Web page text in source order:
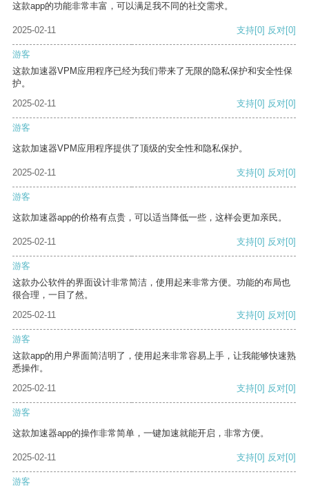
这款app的功能非常丰富，可以满足我不同的社交需求。
2025-02-11 支持[0] 反对[0]
游客
这款加速器VPM应用程序已经为我们带来了无限的隐私保护和安全性保
护。
2025-02-11
支持[0] 反对[0]
游客
这款加速器VPM应用程序提供了顶级的安全性和隐私保护。
2025-02-11 支持[0] 反对[0]
游客
这款加速器app的价格有点贵，可以适当降低一些，这样会更加亲民。
2025-02-11 支持[0] 反对[0]
游客
这款办公软件的界面设计非常简洁，使用起来非常方便。功能的布局也
很合理，一目了然。
2025-02-11
支持[0] 反对[0]
游客
这款app的用户界面简洁明了，使用起来非常容易上手，让我能够快速熟
悉操作。
2025-02-11
支持[0] 反对[0]
游客
这款加速器app的操作非常简单，一键加速就能开启，非常方便。
2025-02-11 支持[0] 反对[0]
游客